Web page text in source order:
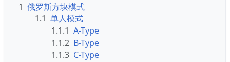
1 俄罗斯方块模式
1.1 单人模式
1.1.1 A-Type
1.1.2 B-Type
1.1.3 C-Type